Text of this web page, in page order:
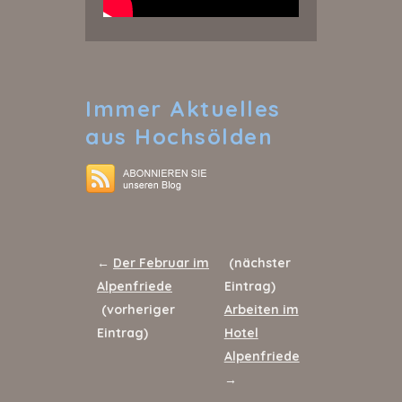
Immer Aktuelles
aus Hochsölden
← Der Februar im
Alpenfriede
(vorheriger
Eintrag)
(nächster
Eintrag)
Arbeiten im
Hotel
Alpenfriede
→